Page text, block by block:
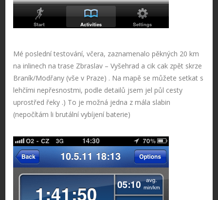
Mé poslední testování, včera, zaznamenalo pěkných 20 km
na inlinech na trase Zbraslav – Vyšehrad a cik cak zpět skrze
Braník/Modřany (vše v Praze) . Na mapě se můžete setkat s
lehčími nepřesnostmi, podle detailů jsem jel půl cesty
uprostřed řeky .) To je možná jedna z mála slabin
(nepočítám li brutální vybíjení baterie)